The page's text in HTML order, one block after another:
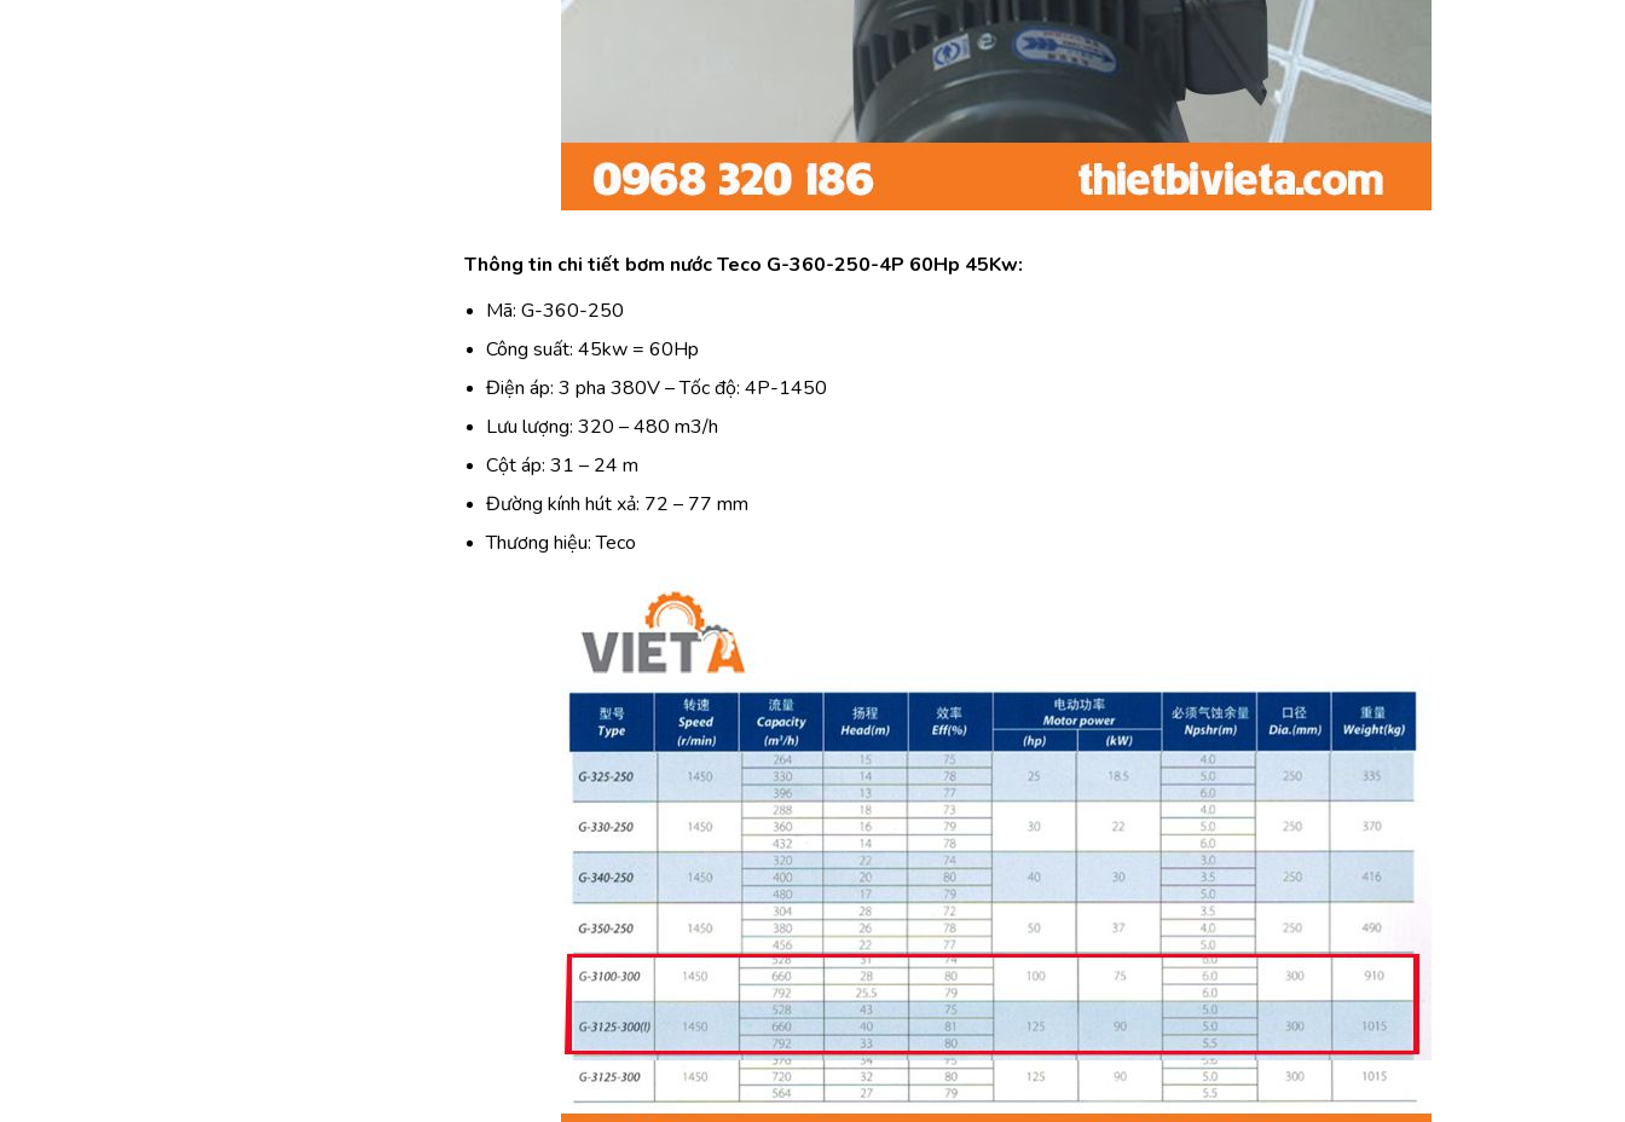
Thông tin chi tiết bơm nước Teco G-360-250-4P 60Hp 45Kw:
Mã: G-360-250
Công suất: 45kw = 60Hp
Điện áp: 3 pha 380V – Tốc độ: 4P-1450
Lưu lượng: 320 – 480 m3/h
Cột áp: 31 – 24 m
Đường kính hút xả: 72 – 77 mm
Thương hiệu: Teco